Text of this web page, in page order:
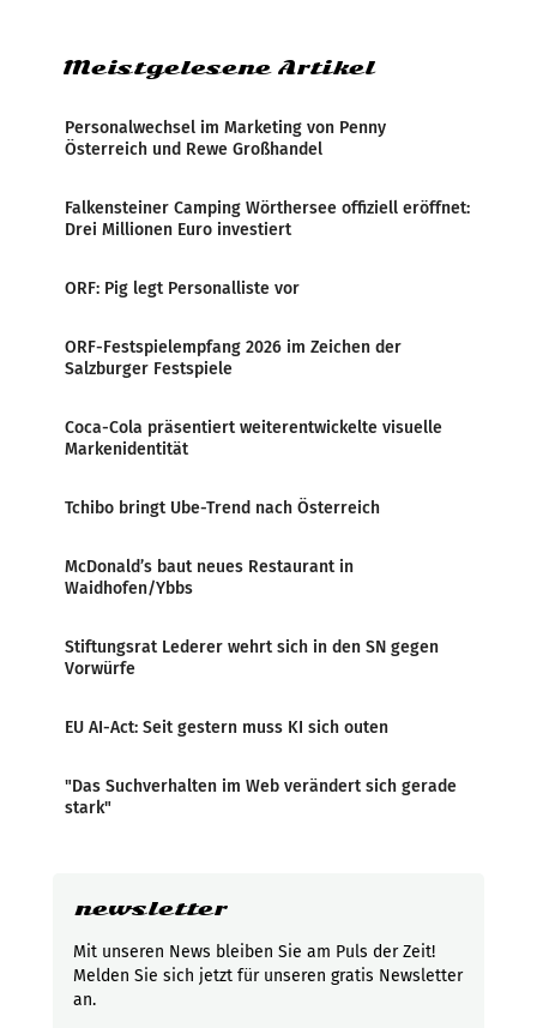
Meistgelesene Artikel
Personalwechsel im Marketing von Penny
Österreich und Rewe Großhandel
Falkensteiner Camping Wörthersee offiziell eröffnet:
Drei Millionen Euro investiert
ORF: Pig legt Personalliste vor
ORF-Festspielempfang 2026 im Zeichen der
Salzburger Festspiele
Coca-Cola präsentiert weiterentwickelte visuelle
Markenidentität
Tchibo bringt Ube-Trend nach Österreich
McDonald’s baut neues Restaurant in
Waidhofen/Ybbs
Stiftungsrat Lederer wehrt sich in den SN gegen
Vorwürfe
EU AI-Act: Seit gestern muss KI sich outen
"Das Suchverhalten im Web verändert sich gerade
stark"
newsletter
Mit unseren News bleiben Sie am Puls der Zeit!
Melden Sie sich jetzt für unseren gratis Newsletter
an.